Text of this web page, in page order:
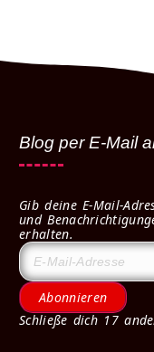
Blog per E-Mail
Gib deine E-Mail-
und
erhalten.
Abonnieren
Schließe dich 17